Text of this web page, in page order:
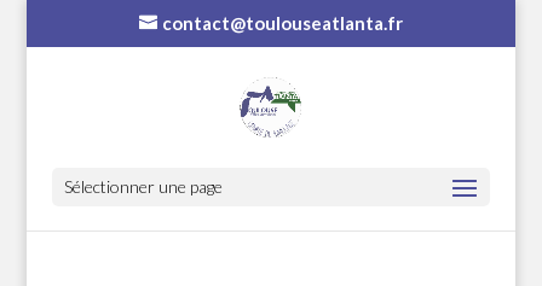
contact@toulouseatlanta.fr
Sélectionner une page